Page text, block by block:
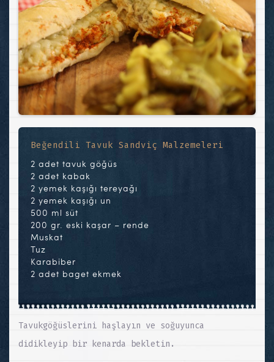
Beğendili Tavuk Sandviç Malzemeleri
2 adet tavuk göğüs
2 adet kabak
2 yemek kaşığı tereyağı
2 yemek kaşığı un
500 ml süt
200 gr. eski kaşar – rende
Muskat
Tuz
Karabiber
2 adet baget ekmek
Tavukgöğüslerini haşlayın ve soğuyunca
didikleyip bir kenarda bekletin.